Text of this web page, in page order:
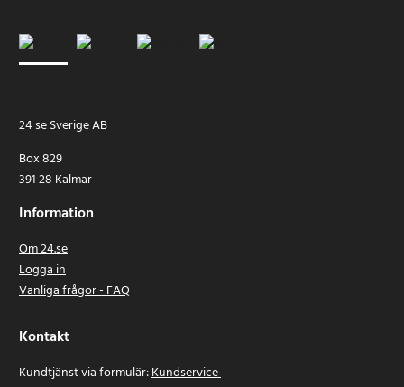
24 se Sverige AB
Box 829
391 28 Kalmar
Information
Om 24.se
Logga in
Vanliga frågor - FAQ
Kontakt
Kundtjänst via formulär:Kundservice